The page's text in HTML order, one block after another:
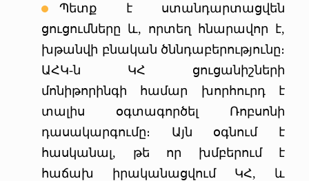
Պետք է ստանդարտացվեն
ցուցումները և, որտեղ հնարավոր է,
խթանվի բնական ծննդաբերությունը։
ԱՀԿ-ն ԿՀ ցուցանիշների
մոնիթորինգի համար խորհուրդ է
տալիս օգտագործել Ռոբսոնի
դասակարգումը։ Այն օգնում է
հասկանալ, թե որ խմբերում է
հաճախ իրականացվում ԿՀ, և